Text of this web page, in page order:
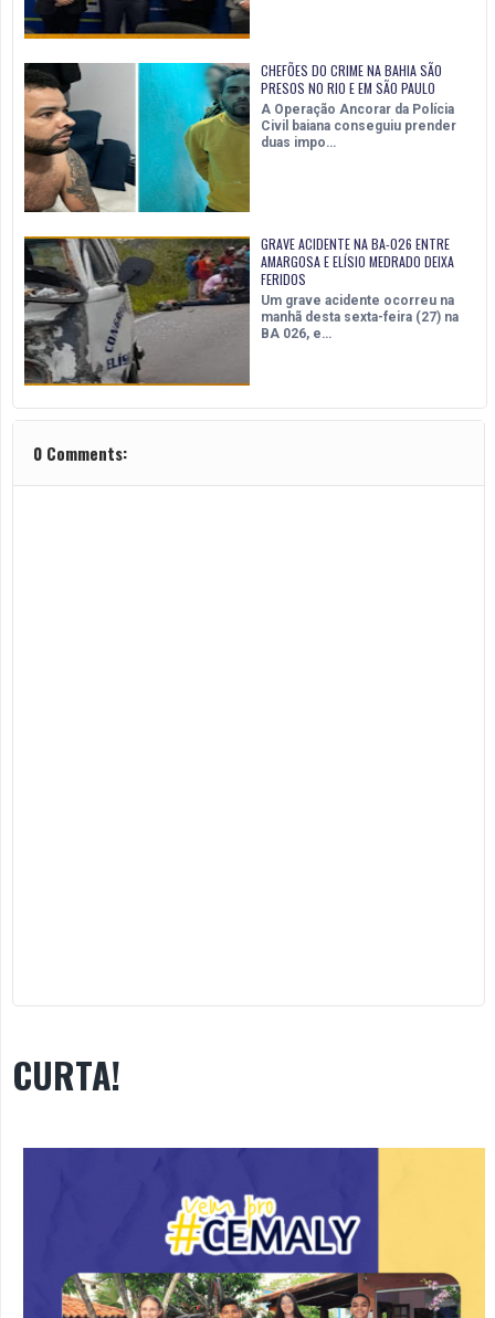
CHEFÕES DO CRIME NA BAHIA SÃO
PRESOS NO RIO E EM SÃO PAULO
A Operação Ancorar da Polícia
Civil baiana conseguiu prender
duas impo…
GRAVE ACIDENTE NA BA-026 ENTRE
AMARGOSA E ELÍSIO MEDRADO DEIXA
FERIDOS
Um grave acidente ocorreu na
manhã desta sexta-feira (27) na
BA 026, e…
0 Comments:
CURTA!